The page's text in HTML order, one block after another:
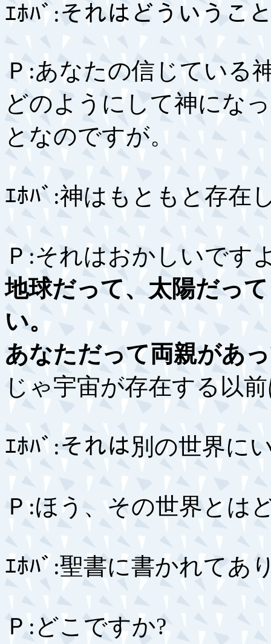
ｴﾎﾊﾞ:それはどういうこ
Ｐ:あなたの信じている
どのようにして神にな
となのですが。
ｴﾎﾊﾞ:神はもともと存在
Ｐ:それはおかしいです
地球だって、太陽だっ
い。
あなただって両親があ
じゃ宇宙が存在する以
ｴﾎﾊﾞ:それは別の世界に
Ｐ:ほう、その世界とは
ｴﾎﾊﾞ:聖書に書かれてあ
Ｐ:どこですか?